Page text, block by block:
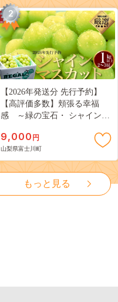
2
【2026年発送分 先行予約】
【高評価多数】頬張る幸福
感 ～緑の宝石・ シャインマ
３房） フルーツ 山梨県産 果
物 くだもの シャイン マスカ
ット ぶどう ブドウ 葡萄 大粒
種なし 先行予約 富士川町
10000円 一万円 9000円 九千円
9,000 円
山梨県富士川町
もっと見る